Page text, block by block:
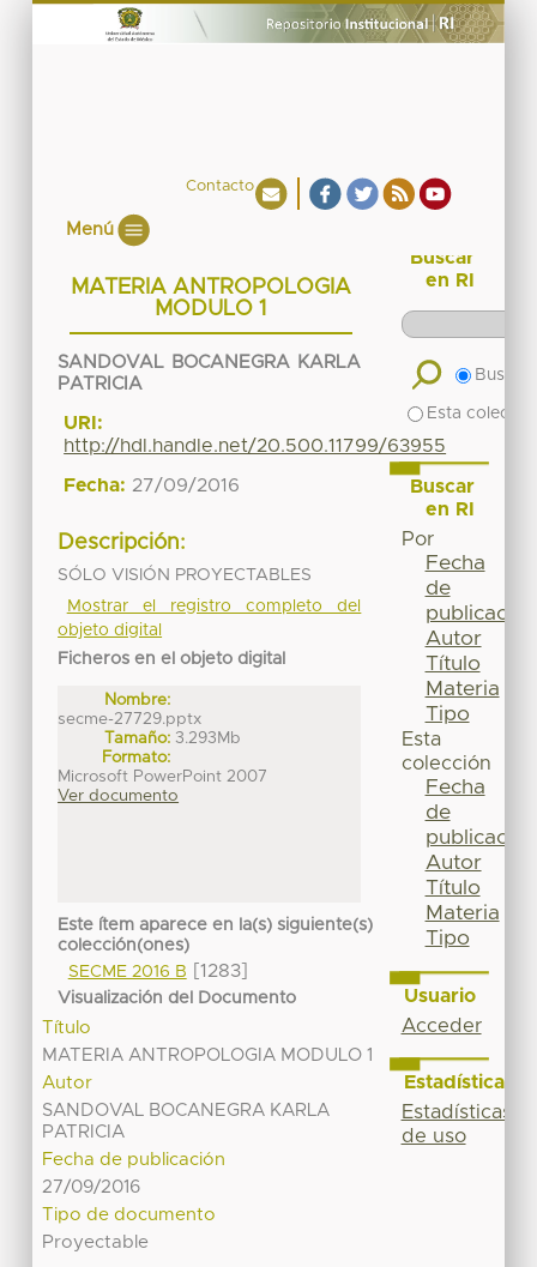
Contacto
Menú
MATERIA ANTROPOLOGIA
MODULO 1
SANDOVAL BOCANEGRA KARLA
PATRICIA
URI:
http://hdl.handle.net/20.500.11799/63955
Fecha: 27/09/2016
Descripción:
SÓLO VISIÓN PROYECTABLES
Mostrar el registro completo del
objeto digital
Ficheros en el objeto digital
Nombre:
secme-27729.pptx
Tamaño: 3.293Mb
Formato:
Microsoft PowerPoint 2007
Ver documento
Este ítem aparece en la(s) siguiente(s)
colección(ones)
SECME 2016 B
[1283]
Visualización del Documento
Título
MATERIA ANTROPOLOGIA MODULO 1
Autor
SANDOVAL BOCANEGRA KARLA
PATRICIA
Fecha de publicación
27/09/2016
Tipo de documento
Proyectable
Buscar
en RI
Buscar
Esta
Buscar
en RI
Por
Fecha
de
publicación
Autor
Título
Materia
Tipo
Esta
colección
Fecha
de
publicación
Autor
Título
Materia
Tipo
Usuario
Acceder
Estadísticas
Estadísticas
de uso